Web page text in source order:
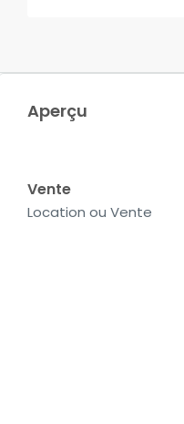
Aperçu
Vente
Location ou Vente